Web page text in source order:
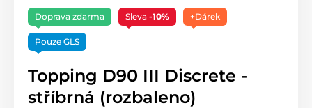
Doprava zdarma Sleva -10% +Dárek
Pouze GLS
Topping D90 III Discrete -
stříbrná (rozbaleno)